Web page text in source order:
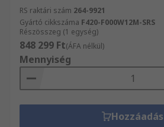
RS raktári szám 264-9921
Gyártó cikkszáma F420-F000W12M-SRS
Részösszeg (1 egység)
848 299 Ft(ÁFA nélkül)
Mennyiség
Hozzáadás